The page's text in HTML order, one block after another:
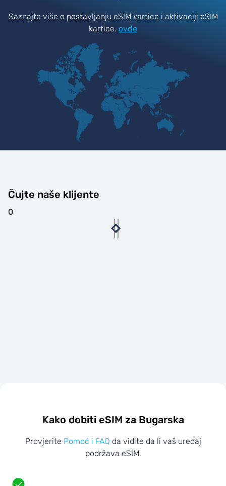
Saznajte više o postavljanju eSIM kartice i aktivaciji eSIM
kartice. ovde
Čujte naše klijente
0
Kako dobiti eSIM za Bugarska
Provjerite Pomoć i FAQ da vidite da li vaš uređaj
podržava eSIM.